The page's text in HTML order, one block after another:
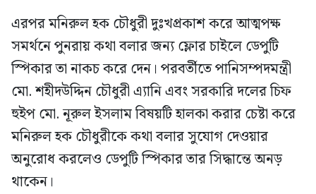
এরপর মনিরুল হক চৌধুরী দুঃখপ্রকাশ করে আত্মপক্ষ
সমর্থনে পুনরায় কথা বলার জন্য ফ্লোর চাইলে ডেপুটি
স্পিকার তা নাকচ করে দেন। পরবর্তীতে পানিসম্পদমন্ত্রী
মো. শহীদউদ্দিন চৌধুরী এ্যানি এবং সরকারি দলের চিফ
হুইপ মো. নূরুল ইসলাম বিষয়টি হালকা করার চেষ্টা করে
মনিরুল হক চৌধুরীকে কথা বলার সুযোগ দেওয়ার
অনুরোধ করলেও ডেপুটি স্পিকার তার সিদ্ধান্তে অনড়
থাকেন।